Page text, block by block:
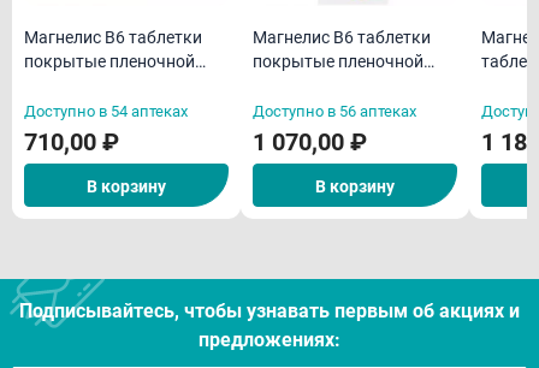
Магнелис В6 таблетки
покрытые пленочной
Доступно в 54 аптеках
710,00 ₽
В корзину
Магнелис В6 таблетки
покрытые пленочной
Доступно в 56 аптеках
1 070,00 ₽
В корзину
Магнелис
N60
1
Подписывайтесь, чтобы узнавать первым об акцияx и
предложениях: